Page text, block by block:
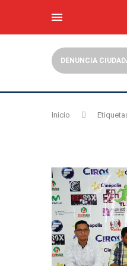
DENUNCIA
Inicio